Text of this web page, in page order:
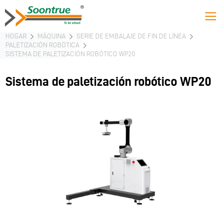
HOGAR MÁQUINA
SERIE DE EMBALAJE DE FIN DE LÍNEA
PALETIZACIÓN ROBÓTICA
SISTEMA DE PALETIZACIÓN ROBÓTICO WP20
Sistema de paletización robótico WP20